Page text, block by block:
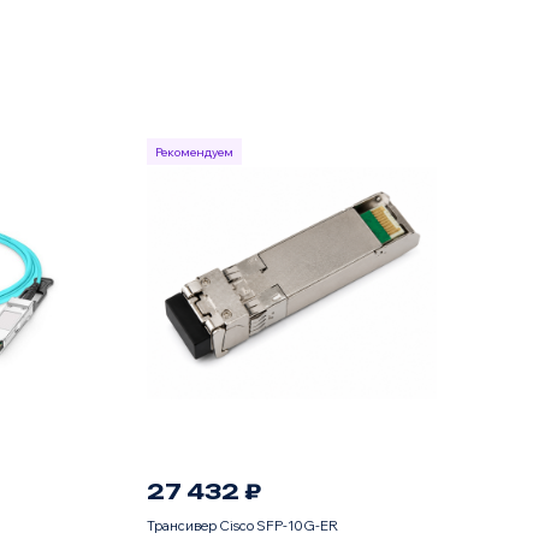
Рекомендуем
27 432 ₽
Трансивер Cisco SFP-10G-ER